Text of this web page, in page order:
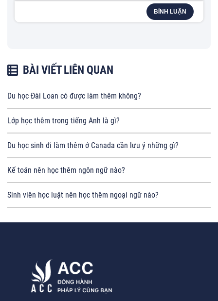
BÌNH LUẬN
BÀI VIẾT LIÊN QUAN
Du học Đài Loan có được làm thêm không?
Lớp học thêm trong tiếng Anh là gì?
Du học sinh đi làm thêm ở Canada cần lưu ý những gì?
Kế toán nên học thêm ngôn ngữ nào?
Sinh viên học luật nên học thêm ngoại ngữ nào?